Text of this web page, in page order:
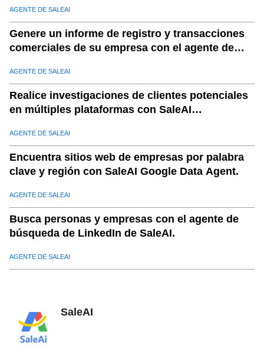
AGENTE DE SALEAI
Genere un informe de registro y transacciones
comerciales de su empresa con el agente de
AGENTE DE SALEAI
Realice investigaciones de clientes potenciales
en múltiples plataformas con SaleAI
AGENTE DE SALEAI
Encuentra sitios web de empresas por palabra
clave y región con SaleAI Google Data Agent.
AGENTE DE SALEAI
Busca personas y empresas con el agente de
búsqueda de LinkedIn de SaleAI.
AGENTE DE SALEAI
SaleAI